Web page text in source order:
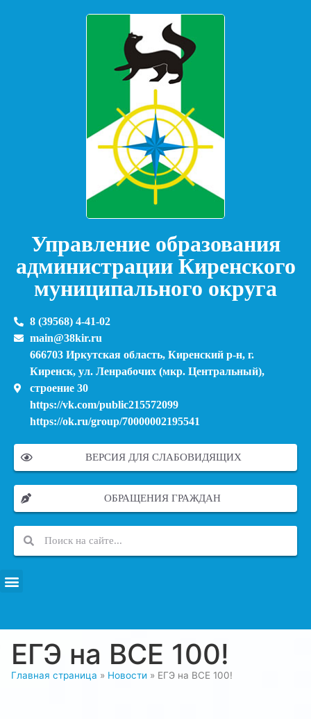
Управление образования
администрации Киренского
муниципального округа
8 (39568) 4-41-02
main@38kir.ru
666703 Иркутская область, Киренский р-н, г.
Киренск, ул. Ленрабочих (мкр. Центральный),
строение 30
https://vk.com/public215572099
https://ok.ru/group/70000002195541
ВЕРСИЯ ДЛЯ СЛАБОВИДЯЩИХ
ОБРАЩЕНИЯ ГРАЖДАН
ЕГЭ на ВСЕ 100!
Главная страница » Новости » ЕГЭ на ВСЕ 100!